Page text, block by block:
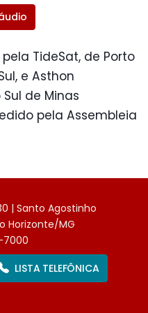
TideSat, de Porto
e Asthon
de Minas
pela Assembleia
| Santo Agostinho
Horizonte/MG
7000
LISTA TELEFÔNICA